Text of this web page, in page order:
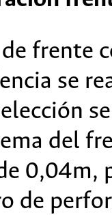
frente
se
del
0,04m,
de